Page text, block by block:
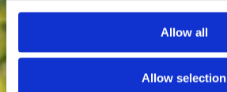
Allow all
Allow selection